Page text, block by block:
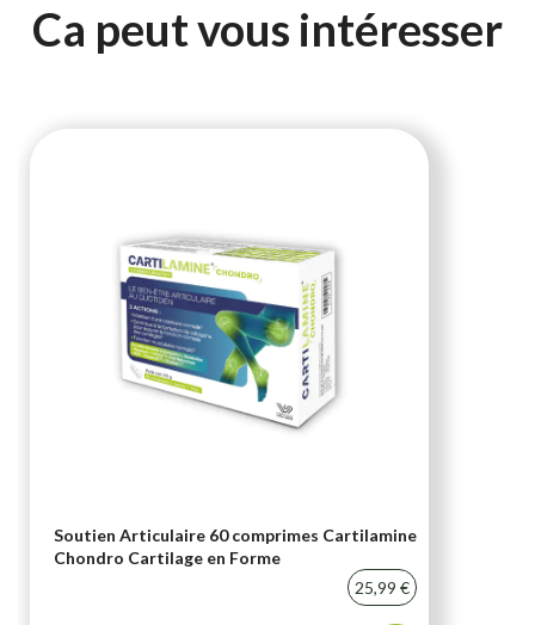
Ca peut vous intéresser
Soutien Articulaire 60 comprimes Cartilamine
Chondro Cartilage en Forme
25,99 €